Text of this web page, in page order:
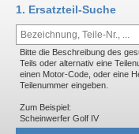
1. Ersatzteil-Suche
Bitte die Beschreibung des
Teils oder alternativ eine
einen Motor-Code, oder eine
Teilenummer eingeben.
Zum Beispiel:
Scheinwerfer Golf IV